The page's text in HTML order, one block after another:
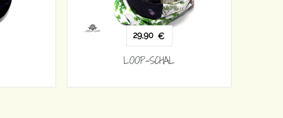
29,90 €
LOOP-SCHAL